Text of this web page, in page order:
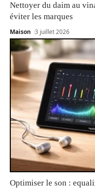
Nettoyer du daim au
éviter les marques
Maison 3 juillet 2026
Optimiser le son :